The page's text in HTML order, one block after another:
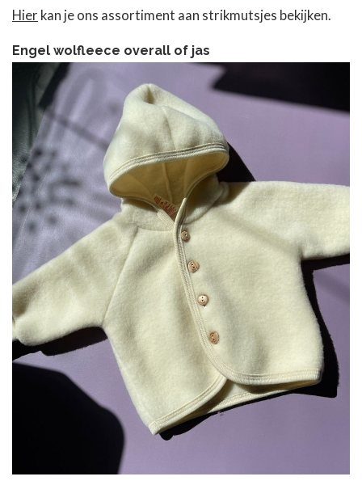
Hier kan je ons assortiment aan strikmutsjes bekijken.
Engel wolfleece overall of jas